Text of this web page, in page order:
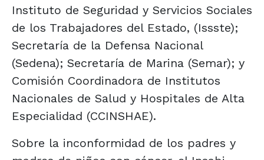
Instituto de Seguridad y Servicios Sociales
de los Trabajadores del Estado, (Issste);
Secretaría de la Defensa Nacional
(Sedena); Secretaría de Marina (Semar); y
Comisión Coordinadora de Institutos
Nacionales de Salud y Hospitales de Alta
Especialidad (CCINSHAE).
Sobre la inconformidad de los padres y